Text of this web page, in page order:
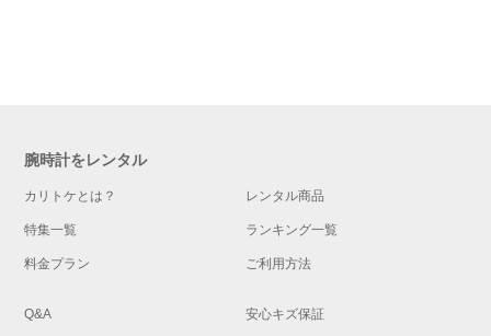
腕時計をレンタル
カリトケとは？ レンタル商品
特集一覧 ランキング一覧
料金プラン ご利用方法
Q&A 安心キズ保証